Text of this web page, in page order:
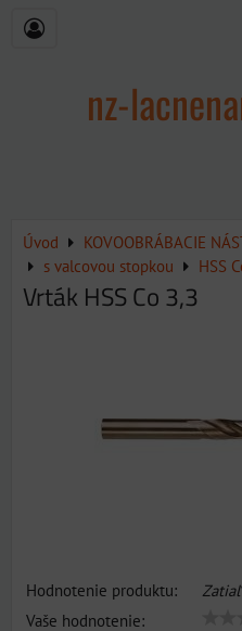
nz-
Úvod KOVOOBRÁBACIE
s valcovou stopkou
HSS
Vrták HSS Co 3,3
Hodnotenie produktu:
Vaše hodnotenie: